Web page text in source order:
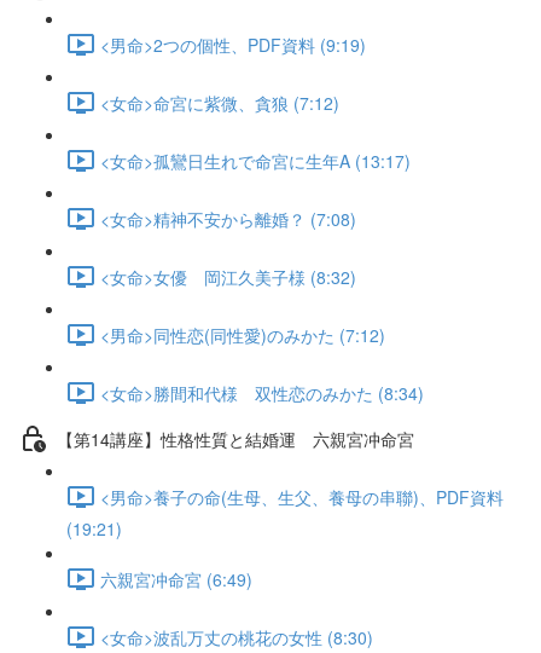
<男命>2つの個性、PDF資料 (9:19)
<女命>命宮に紫微、貪狼 (7:12)
<女命>孤鸞日生れで命宮に生年A (13:17)
<女命>精神不安から離婚？ (7:08)
<女命>女優 岡江久美子様 (8:32)
<男命>同性恋(同性愛)のみかた (7:12)
<女命>勝間和代様 双性恋のみかた (8:34)
【第14講座】性格性質と結婚運 六親宮冲命宮
<男命>養子の命(生母、生父、養母の串聯)、PDF資料
(19:21)
六親宮冲命宮 (6:49)
<女命>波乱万丈の桃花の女性 (8:30)